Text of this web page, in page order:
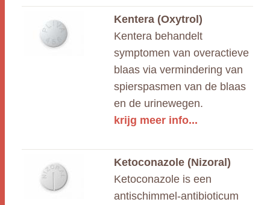
Kentera (Oxytrol)
Kentera behandelt
symptomen van overactieve
blaas via vermindering van
spierspasmen van de blaas
en de urinewegen.
krijg meer info...
Ketoconazole (Nizoral)
Ketoconazole is een
antischimmel-antibioticum